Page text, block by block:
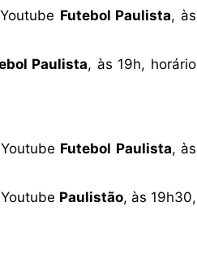
Futebol Paulista, às
Paulista, às 19h, horário
Futebol Paulista, às
Paulistão, às 19h30,